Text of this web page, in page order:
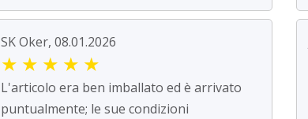
SK Oker, 08.01.2026
★ ★ ★ ★ ★
L'articolo era ben imballato ed è arrivato
puntualmente; le sue condizioni